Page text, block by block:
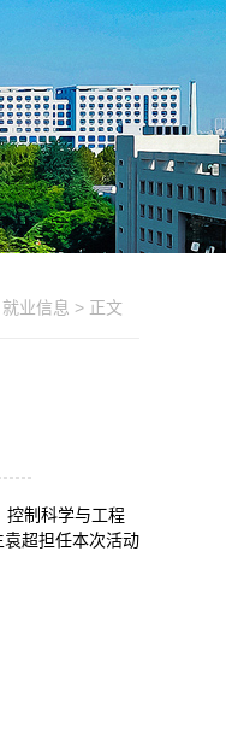
就业信息 > 正文
控制科学与工程
超担任本次活动